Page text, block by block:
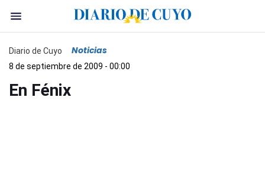
Diario de Cuyo Noticias
8 de septiembre de 2009 - 00:00
En Fénix